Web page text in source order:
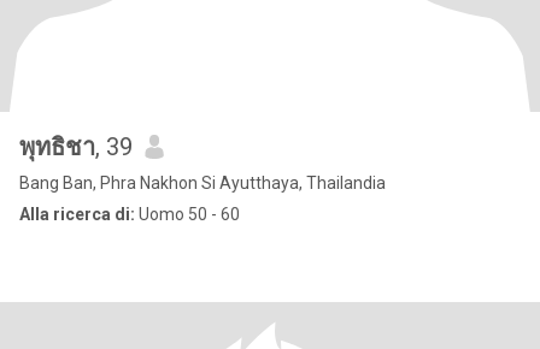
พุทธิชา, 39
Bang Ban, Phra Nakhon Si Ayutthaya, Thailandia
Alla ricerca di: Uomo 50 - 60